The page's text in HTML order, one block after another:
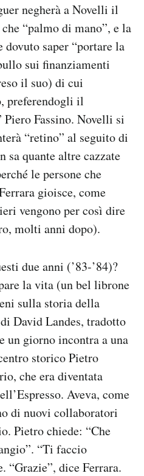
negherà a Novelli il
“palmo di mano”, e la
saper “portare la
sui finanziamenti
il suo) di cui
preferendogli il
Fassino. Novelli si
“retino” al seguito di
sa quante altre cazzate
le persone che
gioisce, come
vengono per così dire
molti anni dopo).
due anni (’83-’84)?
la vita (un bel librone
sulla storia della
David Landes, tradotto
un giorno incontra a una
storico Pietro
che era diventata
Aveva, come
di nuovi collaboratori
Pietro chiede: “Che
“Ti faccio
“Grazie”, dice Ferrara.